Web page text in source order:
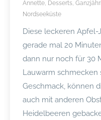
Annette, Desserts,
Nordseeküste
Diese leckeren Apfel-
gerade mal 20
dann nur noch für 30
Lauwarm schmecken
Geschmack, können
auch mit anderen
Heidelbeeren